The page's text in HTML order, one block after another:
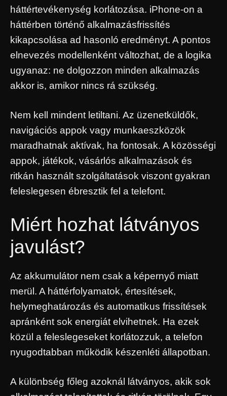
háttértevékenység korlátozása. iPhone-on a
háttérben történő alkalmazásfrissítés
kikapcsolása ad hasonló eredményt. A pontos
elnevezés modellenként változhat, de a logika
ugyanaz: ne dolgozzon minden alkalmazás
akkor is, amikor nincs rá szükség.
Nem kell mindent letiltani. Az üzenetküldők,
navigációs appok vagy munkaeszközök
maradhatnak aktívak, ha fontosak. A közösségi
appok, játékok, vásárlós alkalmazások és
ritkán használt szolgáltatások viszont gyakran
feleslegesen ébresztik fel a telefont.
Miért hozhat látványos
javulást?
Az akkumulátor nem csak a képernyő miatt
merül. A háttérfolyamatok, értesítések,
helymeghatározás és automatikus frissítések
apránként sok energiát elvihetnek. Ha ezek
közül a feleslegeseket korlátozzuk, a telefon
nyugodtabban működik készenléti állapotban.
A különbség főleg azoknál látványos, akik sok